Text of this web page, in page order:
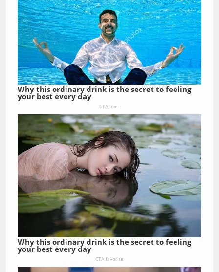
Why this ordinary drink is the secret to feeling
your best every day
CTA love
Why this ordinary drink is the secret to feeling
your best every day
CTA favorite